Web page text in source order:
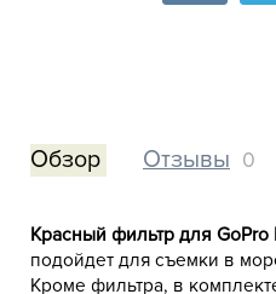
Обзор Отзывы 0
Красный фильтр для GoPro
подойдет для съемки в
Кроме фильтра, в